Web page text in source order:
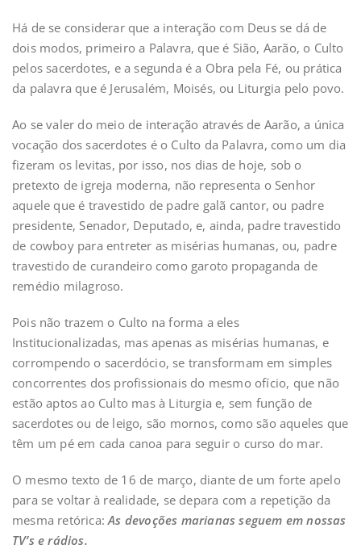
Há de se considerar que a interação com Deus se dá de
dois modos, primeiro a Palavra, que é Sião, Aarão, o Culto
pelos sacerdotes, e a segunda é a Obra pela Fé, ou prática
da palavra que é Jerusalém, Moisés, ou Liturgia pelo povo.
Ao se valer do meio de interação através de Aarão, a única
vocação dos sacerdotes é o Culto da Palavra, como um dia
fizeram os levitas, por isso, nos dias de hoje, sob o
pretexto de igreja moderna, não representa o Senhor
aquele que é travestido de padre galã cantor, ou padre
presidente, Senador, Deputado, e, ainda, padre travestido
de cowboy para entreter as misérias humanas, ou, padre
travestido de curandeiro como garoto propaganda de
remédio milagroso.
Pois não trazem o Culto na forma a eles
Institucionalizadas, mas apenas as misérias humanas, e
corrompendo o sacerdócio, se transformam em simples
concorrentes dos profissionais do mesmo ofício, que não
estão aptos ao Culto mas à Liturgia e, sem função de
sacerdotes ou de leigo, são mornos, como são aqueles que
têm um pé em cada canoa para seguir o curso do mar.
O mesmo texto de 16 de março, diante de um forte apelo
para se voltar à realidade, se depara com a repetição da
mesma retórica:As devoções marianas seguem em nossas
TV’s e rádios.